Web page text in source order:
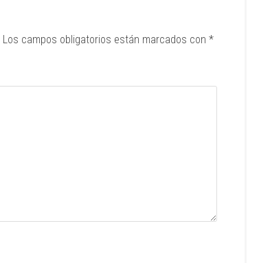
Los campos obligatorios están marcados con *